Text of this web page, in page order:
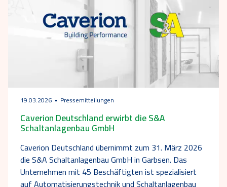
19.03.2026 Pressemitteilungen
Caverion Deutschland erwirbt die S&A
Schaltanlagenbau GmbH
Caverion Deutschland übernimmt zum 31. März 2026
die S&A Schaltanlagenbau GmbH in Garbsen. Das
Unternehmen mit 45 Beschäftigten ist spezialisiert